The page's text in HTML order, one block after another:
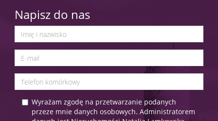
Napisz do nas
Wyrażam zgodę na przetwarzanie podanych
przeze mnie danych osobowych. Administratorem